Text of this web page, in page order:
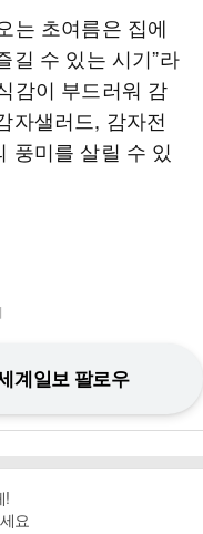
는 초여름은 집에
길 수 있는 시기”라
감이 부드러워 감
자샐러드, 감자전
풍미를 살릴 수 있
계일보 팔로우
!
요